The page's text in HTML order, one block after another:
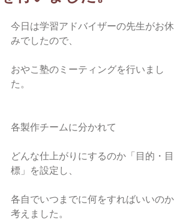
今日は学習アドバイザーの先生がお休
みでしたので、
おやこ塾のミーティングを行いまし
た。
各製作チームに分かれて
どんな仕上がりにするのか「目的・目
標」を設定し、
各自でいつまでに何をすればいいのか
考えました。